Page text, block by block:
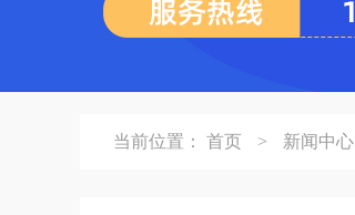
当前位置： 首页 > 新闻中心